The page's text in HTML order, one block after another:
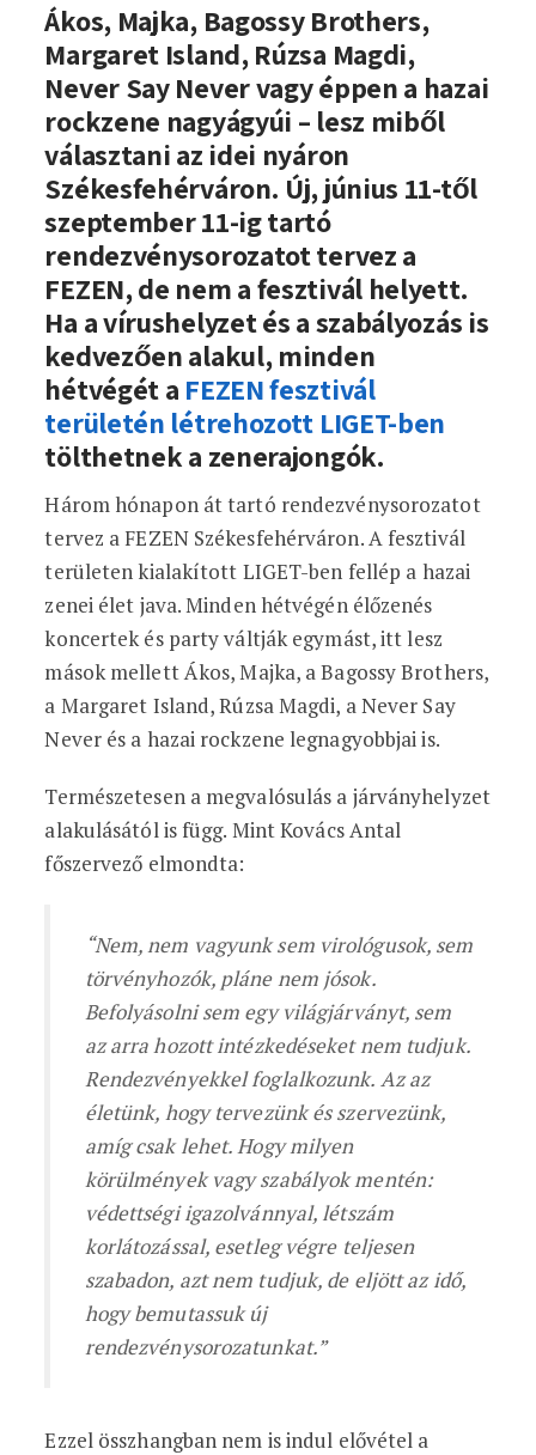
LIGET – új nyári rendezvénysorozattal
Ákos, Majka, Bagossy Brothers,
Margaret Island, Rúzsa Magdi,
Never Say Never vagy éppen a hazai
rockzene nagyágyúi – lesz miből
választani az idei nyáron
Székesfehérváron. Új, június 11-től
szeptember 11-ig tartó
rendezvénysorozatot tervez a
FEZEN, de nem a fesztivál helyett.
Ha a vírushelyzet és a szabályozás is
kedvezően alakul, minden
hétvégét a FEZEN fesztivál
területén létrehozott LIGET-ben
tölthetnek a zenerajongók.
Három hónapon át tartó rendezvénysorozatot
tervez a FEZEN Székesfehérváron. A fesztivál
területen kialakított LIGET-ben fellép a hazai
zenei élet java. Minden hétvégén élőzenés
koncertek és party váltják egymást, itt lesz
mások mellett Ákos, Majka, a Bagossy Brothers,
a Margaret Island, Rúzsa Magdi, a Never Say
Never és a hazai rockzene legnagyobbjai is.
Természetesen a megvalósulás a járványhelyzet
alakulásától is függ. Mint Kovács Antal
főszervező elmondta:
“Nem, nem vagyunk sem virológusok, sem
törvényhozók, pláne nem jósok.
Befolyásolni sem egy világjárványt, sem
az arra hozott intézkedéseket nem tudjuk.
Rendezvényekkel foglalkozunk. Az az
életünk, hogy tervezünk és szervezünk,
amíg csak lehet. Hogy milyen
körülmények vagy szabályok mentén:
védettségi igazolvánnyal, létszám
korlátozással, esetleg végre teljesen
szabadon, azt nem tudjuk, de eljött az idő,
hogy bemutassuk új
rendezvénysorozatunkat.”
Ezzel összhangban nem is indul elővétel a